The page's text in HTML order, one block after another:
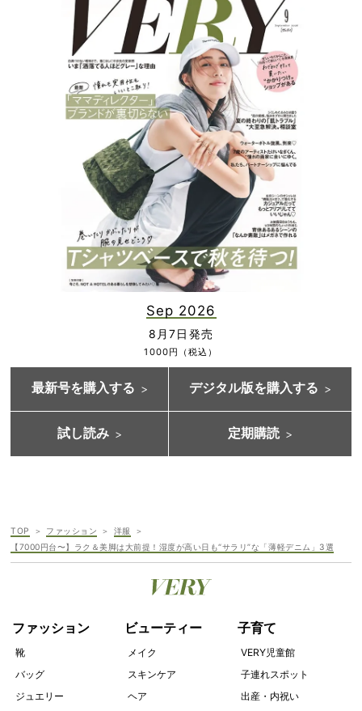
Sep 2026
8月7日発売
1000円（税込）
最新号を購入する デジタル版を購入する
試し読み 定期購読
TOP ファッション
洋服
【7000円台〜】ラク＆美脚は大前提！湿度が高い日も“サラリ”な「薄軽デニム」3選
ファッション
靴
バッグ
ジュエリー
ビューティー
メイク
スキンケア
ヘア
子育て
VERY児童館
子連れスポット
出産・内祝い